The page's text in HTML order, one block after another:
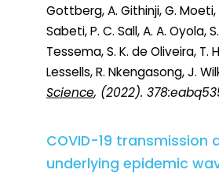
Gottberg, A. Githinji, G. Moeti,
Sabeti, P. C. Sall, A. A. Oyola,
Tessema, S. K. de Oliveira, T.
Lessells, R. Nkengasong, J.
Science, (2022).
COVID-19 transmission
underlying epidemic